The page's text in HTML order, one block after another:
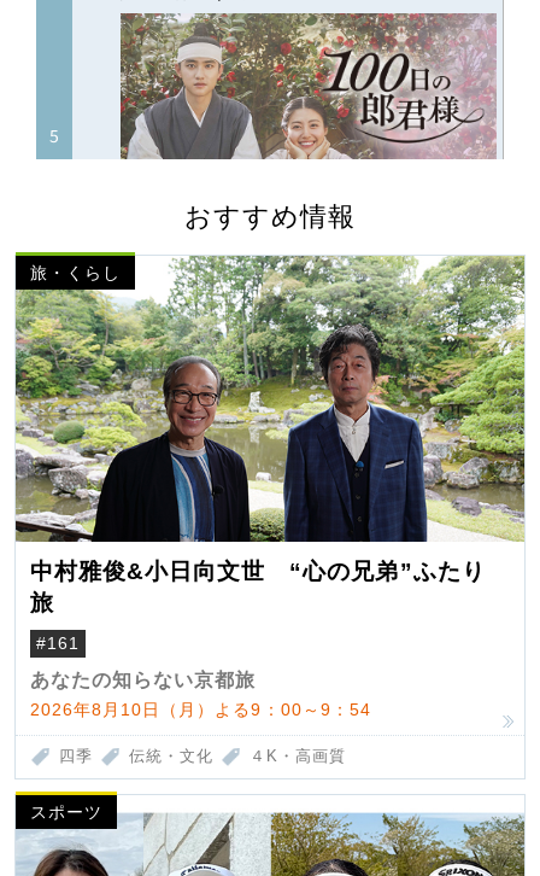
おすすめ情報
旅・くらし
中村雅俊&小日向文世 “心の兄弟”ふたり
旅
#161
あなたの知らない京都旅
2026年8月10日（月）よる9：00～9：54
四季 伝統・文化 ４K・高画質
スポーツ